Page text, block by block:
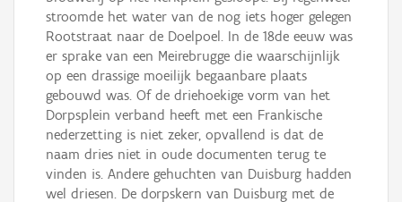
stroomde het water van de nog iets hoger gelegen
Rootstraat naar de Doelpoel. In de 18de eeuw was
er sprake van een Meirebrugge die waarschijnlijk
op een drassige moeilijk begaanbare plaats
gebouwd was. Of de driehoekige vorm van het
Dorpsplein verband heeft met een Frankische
nederzetting is niet zeker, opvallend is dat de
naam dries niet in oude documenten terug te
vinden is. Andere gehuchten van Duisburg hadden
wel driesen. De dorpskern van Duisburg met de